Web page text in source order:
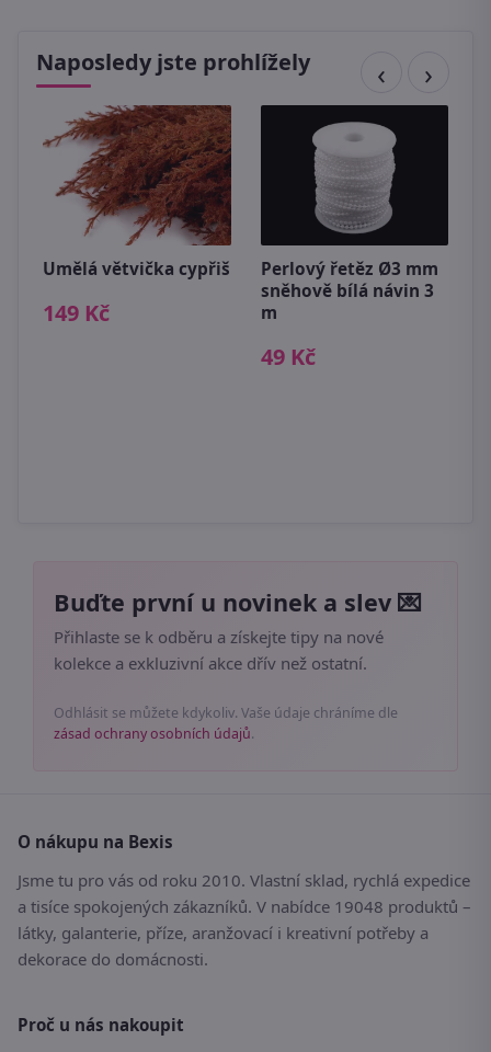
Naposledy jste prohlížely
Umělá větvička cypřiš
149 Kč
Perlový řetěz Ø3 mm
sněhově bílá návin 3
m
49 Kč
Buďte první u novinek a slev 💌
Přihlaste se k odběru a získejte tipy na nové
kolekce a exkluzivní akce dřív než ostatní.
Odhlásit se můžete kdykoliv. Vaše údaje chráníme dle
zásad ochrany osobních údajů.
O nákupu na Bexis
Jsme tu pro vás od roku 2010. Vlastní sklad, rychlá expedice
a tisíce spokojených zákazníků. V nabídce 19048 produktů –
látky, galanterie, příze, aranžovací i kreativní potřeby a
dekorace do domácnosti.
Proč u nás nakoupit